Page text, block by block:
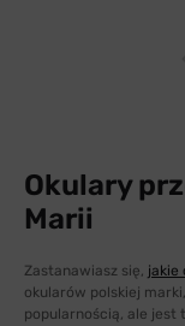
Okulary
Marii
Zastanawiasz się, jakie
okularów polskiej
popularnością, ale jest